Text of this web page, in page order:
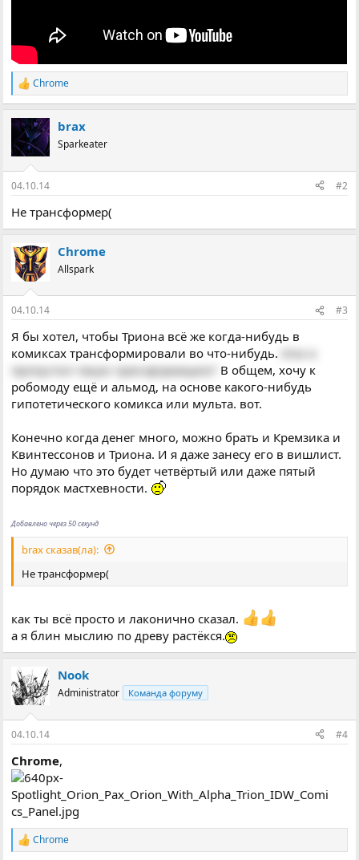
Р
е
к
ц
і
Chrome
brax
Sparkeater
04.10.14 #2
Не трансформер(
Chrome
Allspark
04.10.14 #3
Я бы хотел, чтобы Триона всё же когда-нибудь в
комиксах трансформировали во что-нибудь.
Или я
пропустил такую трансформацию?
В общем, хочу к
робомоду ещё и альмод, на основе какого-нибудь
гипотетического комикса или мульта. вот.
Конечно когда денег много, можно брать и Кремзика и
Квинтессонов и Триона. И я даже занесу его в вишлист.
Но думаю что это будет четвёртый или даже пятый
порядок мастхевности.
Добавлено через 50 секунд
brax сказав(ла):
Не трансформер(
как ты всё просто и лаконично сказал.
а я блин мыслию по древу растёкся.
Nook
Administrator Команда форуму
04.10.14 #4
Chrome,
Р
Chrome